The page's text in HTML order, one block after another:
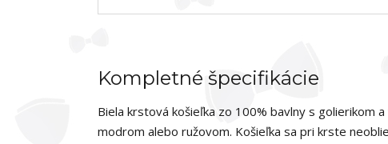
Kompletné špecifikácie
Biela krstová košieľka zo 100% bavlny s golierikom
modrom alebo ružovom. Košieľka sa pri krste